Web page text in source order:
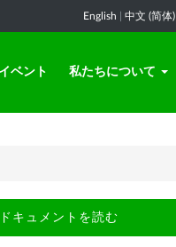
English 中文 (简体)
イベント 私たちについて
ドキュメントを読む